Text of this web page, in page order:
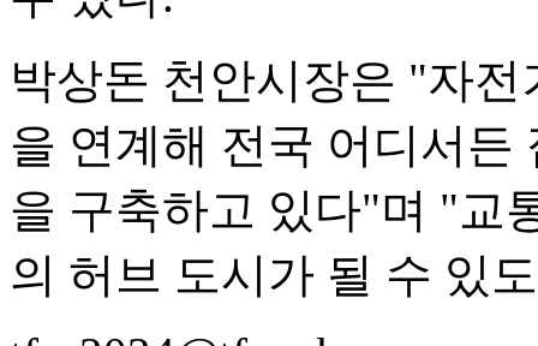
박상돈 천안시장은 "자
을 연계해 전국 어디서든
을 구축하고 있다"며 "교
의 허브 도시가 될 수 있